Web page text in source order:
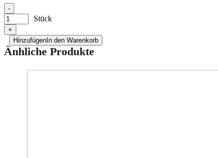
-
Stück
+
Hinzufügen In den Warenkorb
Änhliche Produkte